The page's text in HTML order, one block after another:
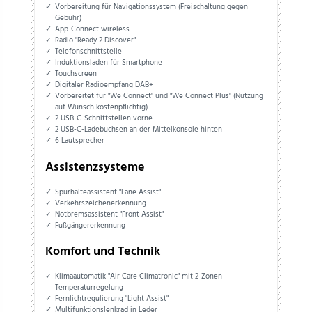
Vorbereitung für Navigationssystem (Freischaltung gegen
Gebühr)
App-Connect wireless
Radio "Ready 2 Discover"
Telefonschnittstelle
Induktionsladen für Smartphone
Touchscreen
Digitaler Radioempfang DAB+
Vorbereitet für "We Connect" und "We Connect Plus" (Nutzung
auf Wunsch kostenpflichtig)
2 USB-C-Schnittstellen vorne
2 USB-C-Ladebuchsen an der Mittelkonsole hinten
6 Lautsprecher
Assistenzsysteme
Spurhalteassistent "Lane Assist"
Verkehrszeichenerkennung
Notbremsassistent "Front Assist"
Fußgängererkennung
Komfort und Technik
Klimaautomatik "Air Care Climatronic" mit 2-Zonen-
Temperaturregelung
Fernlichtregulierung "Light Assist"